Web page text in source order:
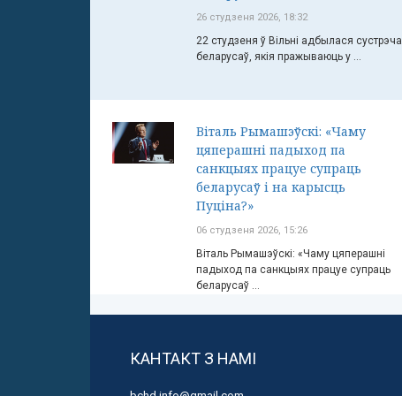
26 студзеня 2026, 18:32
22 студзеня ў Вільні адбылася сустрэча
беларусаў, якія пражываюць у ...
Віталь Рымашэўскі: «Чаму
цяперашні падыход па
санкцыях працуе супраць
беларусаў і на карысць
Пуціна?»
06 студзеня 2026, 15:26
Віталь Рымашэўскі: «Чаму цяперашні
падыход па санкцыях працуе супраць
беларусаў ...
КАНТАКТ З НАМІ